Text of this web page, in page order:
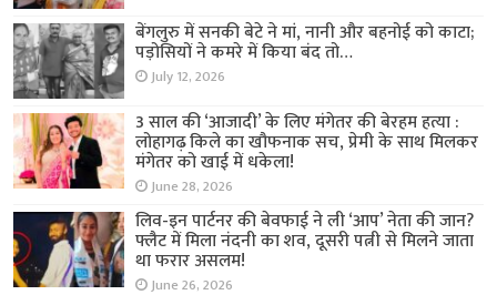
बेंगलुरु में सनकी बेटे ने मां, नानी और बहनोई को काटा;
पड़ोसियों ने कमरे में किया बंद तो…
July 12, 2026
3 साल की ‘आजादी’ के लिए मंगेतर की बेरहम हत्या :
लोहागढ़ किले का खौफनाक सच, प्रेमी के साथ मिलकर
मंगेतर को खाई में धकेला!
June 28, 2026
लिव-इन पार्टनर की बेवफाई ने ली ‘आप’ नेता की जान?
फ्लैट में मिला नंदनी का शव, दूसरी पत्नी से मिलने जाता
था फरार असलम!
June 26, 2026